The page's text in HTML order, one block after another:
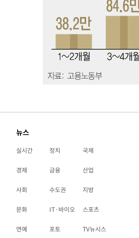
손흥민, 68분 뛰고 2경기
'2경기 연속 침묵' 손흥민,
'여긴 20도, 저긴 50도'…열화
뉴스
실시간 정치 국제
경제 금융 산업
사회 수도권 지방
문화 IT·바이오 스포츠
연예 포토 TV뉴시스